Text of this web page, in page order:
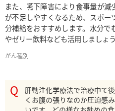
また、嚥下障害により食事量が
が不足しやすくなるため、スポ
分補給をおすすめします。水分
やゼリー飲料なども活用しましょう
がん種別
肝動注化学療法で治療中て
くお腹の張りなのか圧迫感